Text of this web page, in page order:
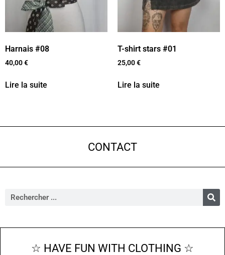
Harnais #08
40,00€
Lire la suite
T-shirt stars #01
25,00€
Lire la suite
CONTACT
☆ HAVE FUN WITH CLOTHING ☆